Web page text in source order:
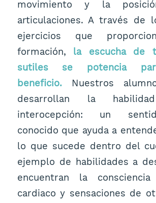
movimiento y la
articulaciones. A través de
ejercicios que
formación, la escucha de
sutiles se potencia
beneficio.Nuestros
desarrollan la
interocepción: un
conocido que ayuda a
lo que sucede dentro del
ejemplo de habilidades a
encuentran la
cardiaco y sensaciones de